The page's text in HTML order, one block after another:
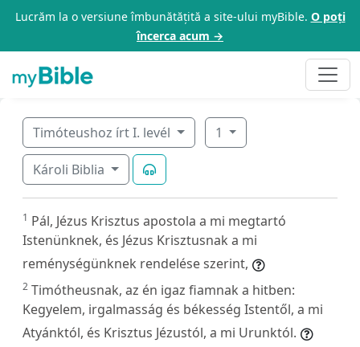
Lucrăm la o versiune îmbunătățită a site-ului myBible. O poți
încerca acum →
Timóteushoz írt I. levél 1
Károli Biblia
1 Pál, Jézus Krisztus apostola a mi megtartó
Istenünknek, és Jézus Krisztusnak a mi
reménységünknek rendelése szerint,
2 Timótheusnak, az én igaz fiamnak a hitben:
Kegyelem, irgalmasság és békesség Istentől, a mi
Atyánktól, és Krisztus Jézustól, a mi Urunktól.